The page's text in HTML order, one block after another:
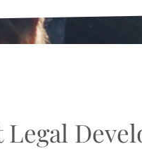
Legal